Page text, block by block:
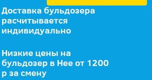
Доставка бульдозера
расчитывается
индивидуально
Низкие цены на
бульдозер в Нее от 1200
р за смену